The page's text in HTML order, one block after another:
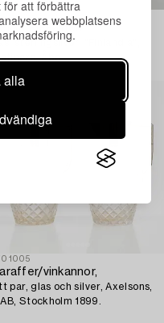
för att förbättra
webbplatsens
alla
Piekäinen
sterlingsilver, "Finlandia",
Åbo.
vinkannor,
par, glas och silver, Axelsons,
Stockholm 1899.